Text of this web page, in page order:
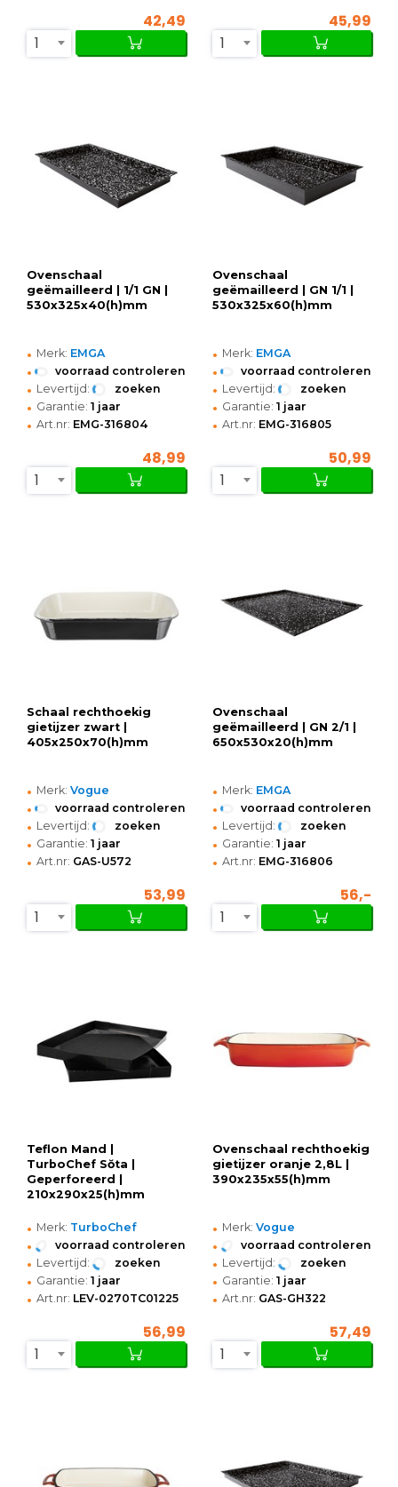
42,49
1
45,99
1
Ovenschaal
geëmailleerd | 1/1 GN |
530x325x40(h)mm
• Merk: EMGA
• voorraad controleren
• Levertijd: zoeken
• Garantie: 1 jaar
• Art.nr: EMG-316804
48,99
1
Ovenschaal
geëmailleerd | GN 1/1 |
530x325x60(h)mm
• Merk: EMGA
• voorraad controleren
• Levertijd: zoeken
• Garantie: 1 jaar
• Art.nr: EMG-316805
50,99
1
Schaal rechthoekig
gietijzer zwart |
405x250x70(h)mm
• Merk: Vogue
• voorraad controleren
• Levertijd: zoeken
• Garantie: 1 jaar
• Art.nr: GAS-U572
53,99
1
Ovenschaal
geëmailleerd | GN 2/1 |
650x530x20(h)mm
• Merk: EMGA
• voorraad controleren
• Levertijd: zoeken
• Garantie: 1 jaar
• Art.nr: EMG-316806
56,-
1
Teflon Mand |
TurboChef Sŏta |
Geperforeerd |
210x290x25(h)mm
• Merk: TurboChef
• voorraad controleren
• Levertijd: zoeken
• Garantie: 1 jaar
• Art.nr: LEV-0270TC01225
56,99
1
Ovenschaal rechthoekig
gietijzer oranje 2,8L |
390x235x55(h)mm
• Merk: Vogue
• voorraad controleren
• Levertijd: zoeken
• Garantie: 1 jaar
• Art.nr: GAS-GH322
57,49
1